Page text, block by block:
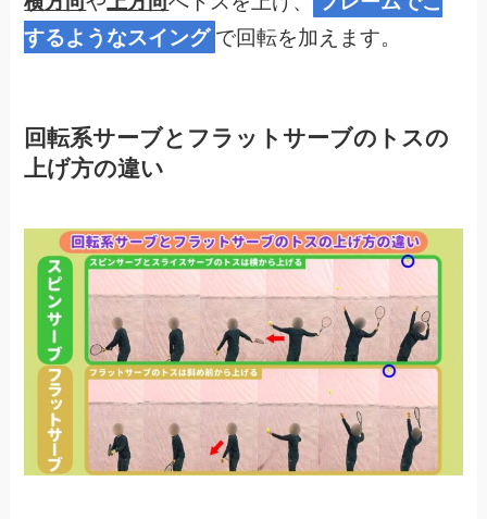
するようなスイング で回転を加えます。
回転系サーブとフラットサーブのトスの
上げ方の違い